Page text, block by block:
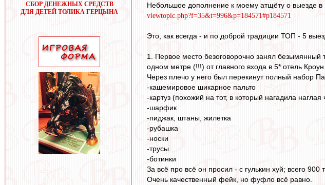
СБОР ДЕНЕЖНЫХ СРЕДСТВ
ДЛЯ ДЕТЕЙ ТОЛИКА ГЕРЦЫНА
Небольшое дополнение к моему атщёту о выезде в
viewtopic.php?f=35&t=996&p=184571#p184571
Это, как всегда - и по доброй традиции ТОП - 5
1. Первое место безоговорочно занял безымянный
одном метре (!!!) от главного входа в 5* отель
Через плечо у него был перекинут полный набор
-кашемировое шикарное пальто
-картуз (похожий на тот, в который нагадила наглая
-шарфик
-пиджак, штаны, жилетка
-рубашка
-носки
-трусы
-ботинки
За всё про всё он просил - с гулькин хуй; всего
Очень качественный фейк, но фуфло всё равно.